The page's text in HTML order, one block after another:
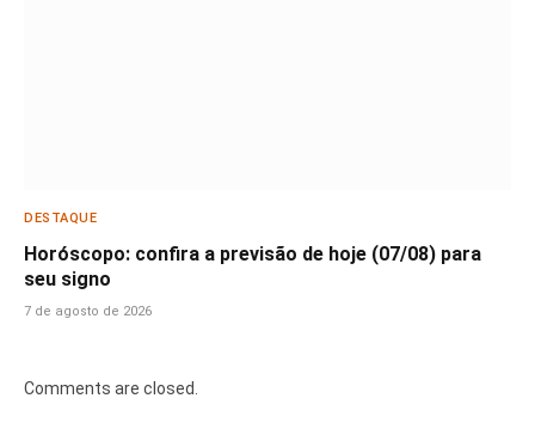
DESTAQUE
Horóscopo: confira a previsão de hoje (07/08) para
seu signo
7 de agosto de 2026
Comments are closed.